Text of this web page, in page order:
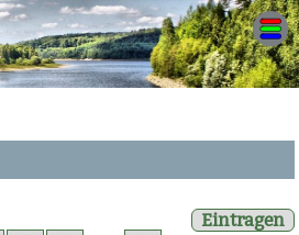
Eintragen